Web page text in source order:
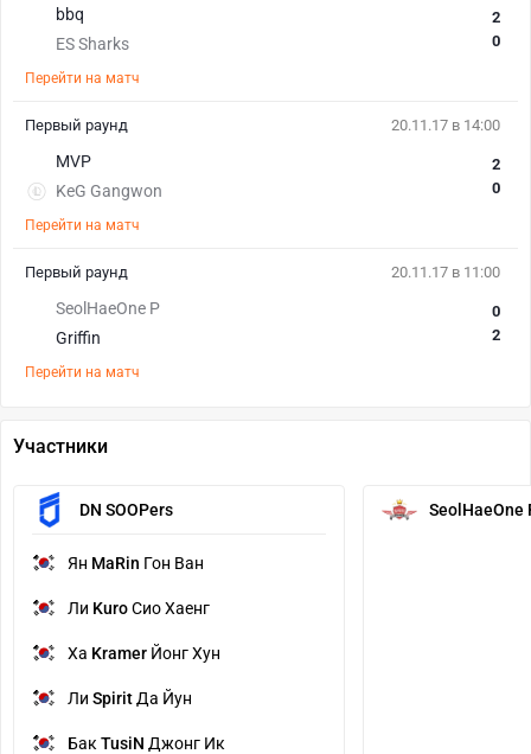
bbq
ES Sharks
2
0
Перейти на матч
20.11.17 в 14:00
MVP
KeG Gangwon
2
0
Перейти на матч
Первый раунд
20.11.17 в 11:00
SeolHaeOne P
Griffin
0
2
Перейти на матч
Первый раунд
Участники
DN SOOPers
Ян MaRin Гон Ван
Ли KuroСио Хаенг
Ха Kramer Йонг Хун
Ли Spirit Да Йун
Бак TusiN Джонг Ик
SeolHaeOne